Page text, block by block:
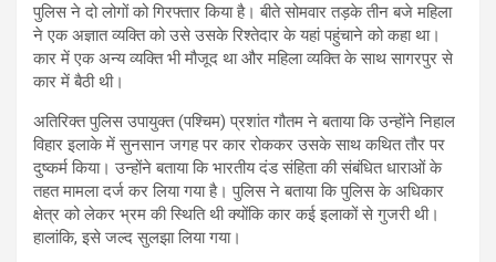
पुलिस ने दो लोगों को गिरफ्तार किया है। बीते सोमवार तड़के तीन बजे महिला
ने एक अज्ञात व्यक्ति को उसे उसके रिश्तेदार के यहां पहुंचाने को कहा था।
कार में एक अन्य व्यक्ति भी मौजूद था और महिला व्यक्ति के साथ सागरपुर से
कार में बैठी थी।
अतिरिक्त पुलिस उपायुक्त (पश्चिम) प्रशांत गौतम ने बताया कि उन्होंने निहाल
विहार इलाके में सुनसान जगह पर कार रोककर उसके साथ कथित तौर पर
दुष्कर्म किया। उन्होंने बताया कि भारतीय दंड संहिता की संबंधित धाराओं के
तहत मामला दर्ज कर लिया गया है। पुलिस ने बताया कि पुलिस के अधिकार
क्षेत्र को लेकर भ्रम की स्थिति थी क्योंकि कार कई इलाकों से गुजरी थी।
हालांकि, इसे जल्द सुलझा लिया गया।